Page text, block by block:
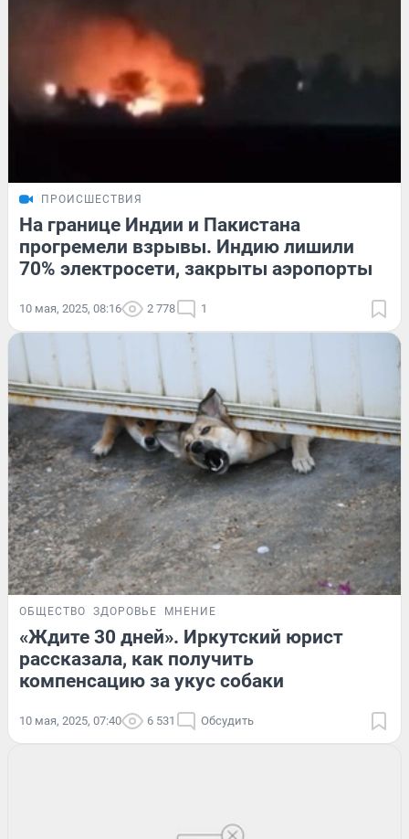
ПРОИСШЕСТВИЯ
На границе Индии и Пакистана
прогремели взрывы. Индию лишили
70% электросети, закрыты аэропорты
10 мая, 2025, 08:16 2 778 1
ОБЩЕСТВО ЗДОРОВЬЕ МНЕНИЕ
«Ждите 30 дней». Иркутский юрист
рассказала, как получить
компенсацию за укус собаки
10 мая, 2025, 07:40 6 531 Обсудить